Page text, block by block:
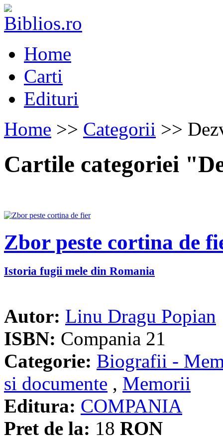
Home
Carti
Edituri
Home >> Categorii >>
Cartile categoriei
Zbor peste cortina de
Istoria fugii mele din Romania
Autor: Linu Dragu Popian
ISBN: Compania 21
Categorie: Biografii -
si documente , Memorii
Editura: COMPANIA
Pret de la: 18 RON